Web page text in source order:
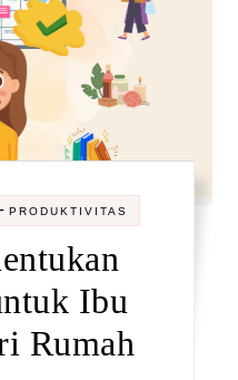
- PRODUKTIVITAS
Ibu
Rumah